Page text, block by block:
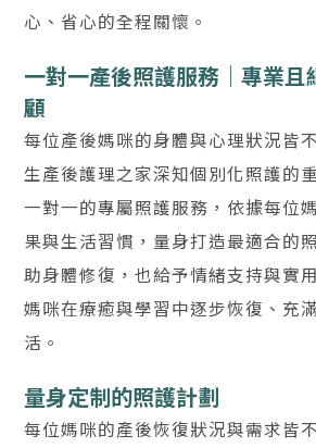
心、省心的全程關懷。
一對一產後照護服務｜專業且
顧
每位產後媽咪的身體與心理狀況皆
生產後護理之家深知個別化照護的
一對一的專屬照護服務，依據每位
果與生活習慣，量身打造最適合的
助身體修復，也給予情緒支持與實
媽咪在療癒與學習中逐步恢復、充
活。
量身定制的照護計劃
每位媽咪的產後恢復狀況與需求皆